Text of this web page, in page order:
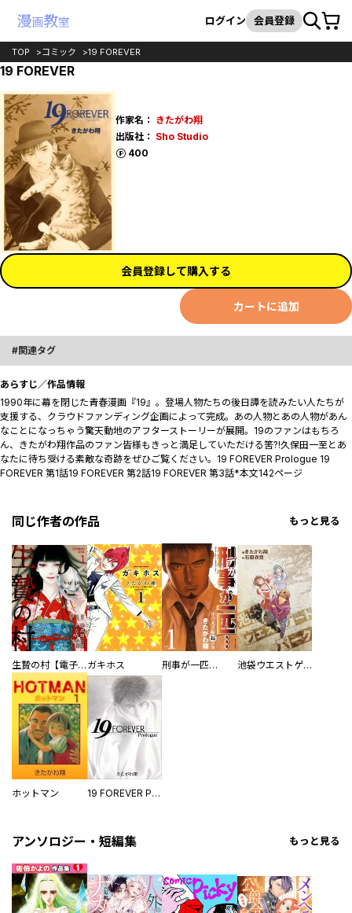
検索
ログイン 会員登録カート
TOP コミック 19 FOREVER
19 FOREVER
作家名： きたがわ翔
出版社： Sho Studio
400
ポイント
会員登録して購入する
カートに追加
関連タグ
あらすじ／作品情報
1990年に幕を閉じた青春漫画『19』。登場人物たちの後日譚を読みたい人たちが
支援する、クラウドファンディング企画によって完成。あの人物とあの人物があん
なことになっちゃう驚天動地のアフターストーリーが展開。19のファンはもちろ
ん、きたがわ翔作品のファン皆様もきっと満足していただける筈?!久保田一至とあ
なたに待ち受ける素敵な奇跡をぜひご覧ください。19 FOREVER Prologue 19
FOREVER 第1話19 FOREVER 第2話19 FOREVER 第3話*本文142ページ
同じ作者の作品 もっと見る
生贄の村【電子単行本版】 ガキホス 刑事が一匹… 池袋ウエストゲートパーク
ホットマン 19 FOREVER Prologue
アンソロジー・短編集 もっと見る